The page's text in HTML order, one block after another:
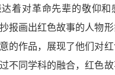
着对革命先辈的敬仰和
报画出红色故事的人物
的作品，展现了他们对
不同学科的融合，红色